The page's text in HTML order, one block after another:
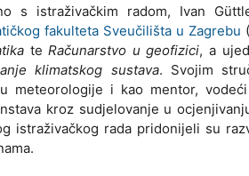
s istraživačkim radom, Ivan
fakulteta Sveučilišta u Zagrebu
teRačunarstvo u geofizici, a
klimatskog sustava. Svojim
meteorologije i kao mentor,
kroz sudjelovanje u
istraživačkog rada pridonijeli su